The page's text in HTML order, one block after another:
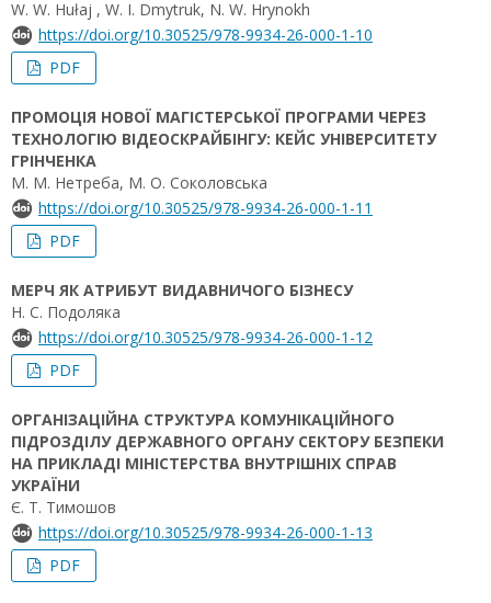
W. W. Hułaj , W. I. Dmytruk, N. W. Hrynokh
https://doi.org/10.30525/978-9934-26-000-1-10
PDF
ПРОМОЦІЯ НОВОЇ МАГІСТЕРСЬКОЇ ПРОГРАМИ ЧЕРЕЗ
ТЕХНОЛОГІЮ ВІДЕОСКРАЙБІНГУ: КЕЙС УНІВЕРСИТЕТУ
ГРІНЧЕНКА
М. М. Нетреба, М. О. Соколовська
https://doi.org/10.30525/978-9934-26-000-1-11
PDF
МЕРЧ ЯК АТРИБУТ ВИДАВНИЧОГО БІЗНЕСУ
Н. С. Подоляка
https://doi.org/10.30525/978-9934-26-000-1-12
PDF
ОРГАНІЗАЦІЙНА СТРУКТУРА КОМУНІКАЦІЙНОГО
ПІДРОЗДІЛУ ДЕРЖАВНОГО ОРГАНУ СЕКТОРУ БЕЗПЕКИ
НА ПРИКЛАДІ МІНІСТЕРСТВА ВНУТРІШНІХ СПРАВ
УКРАЇНИ
Є. Т. Тимошов
https://doi.org/10.30525/978-9934-26-000-1-13
PDF